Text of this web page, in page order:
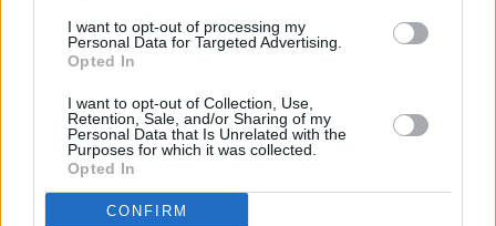
I want to opt-out of processing my
Personal Data for Targeted Advertising.
Opted In
I want to opt-out of Collection, Use,
Retention, Sale, and/or Sharing of my
Personal Data that Is Unrelated with the
Purposes for which it was collected.
Opted In
CONFIRM